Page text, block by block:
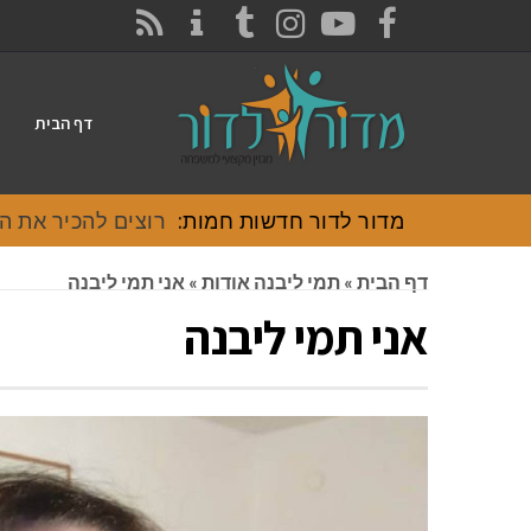
FACEBOOK
YOUTUBE
INSTAGRAM
TUMBLR
דף הבית
מדור לדור חדשות חמות: רוצים להכיר את
דף הבית » תמי ליבנה אודות » אני תמי ליבנה
אני תמי ליבנה